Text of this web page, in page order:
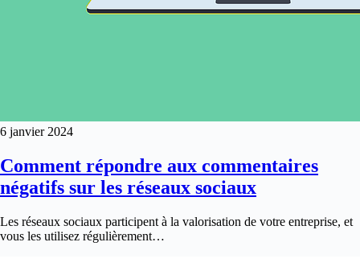
6 janvier 2024
Comment répondre aux commentaires
négatifs sur les réseaux sociaux
Les réseaux sociaux participent à la valorisation de votre entreprise, et
vous les utilisez régulièrement…